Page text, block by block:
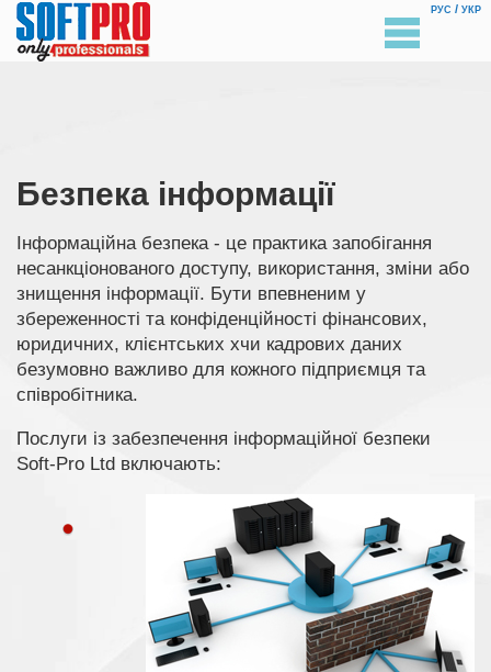
РУС / УКР
Безпека інформації
Інформаційна безпека - це практика запобігання
несанкціонованого доступу, використання, зміни або
знищення інформації. Бути впевненим у
збереженності та конфіденційності фінансових,
юридичних, клієнтських xчи кадрових даних
безумовно важливо для кожного підприємця та
співробітника.
Послуги із забезпечення інформаційної безпеки
Soft-Pro Ltd включають: